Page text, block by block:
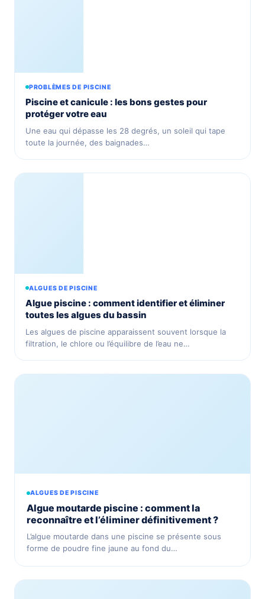
PROBLÈMES DE PISCINE
Piscine et canicule : les bons gestes pour
protéger votre eau
Une eau qui dépasse les 28 degrés, un soleil qui tape
toute la journée, des baignades…
ALGUES DE PISCINE
Algue piscine : comment identifier et éliminer
toutes les algues du bassin
Les algues de piscine apparaissent souvent lorsque la
filtration, le chlore ou l’équilibre de l’eau ne…
ALGUES DE PISCINE
Algue moutarde piscine : comment la
reconnaître et l’éliminer définitivement ?
L’algue moutarde dans une piscine se présente sous
forme de poudre fine jaune au fond du…